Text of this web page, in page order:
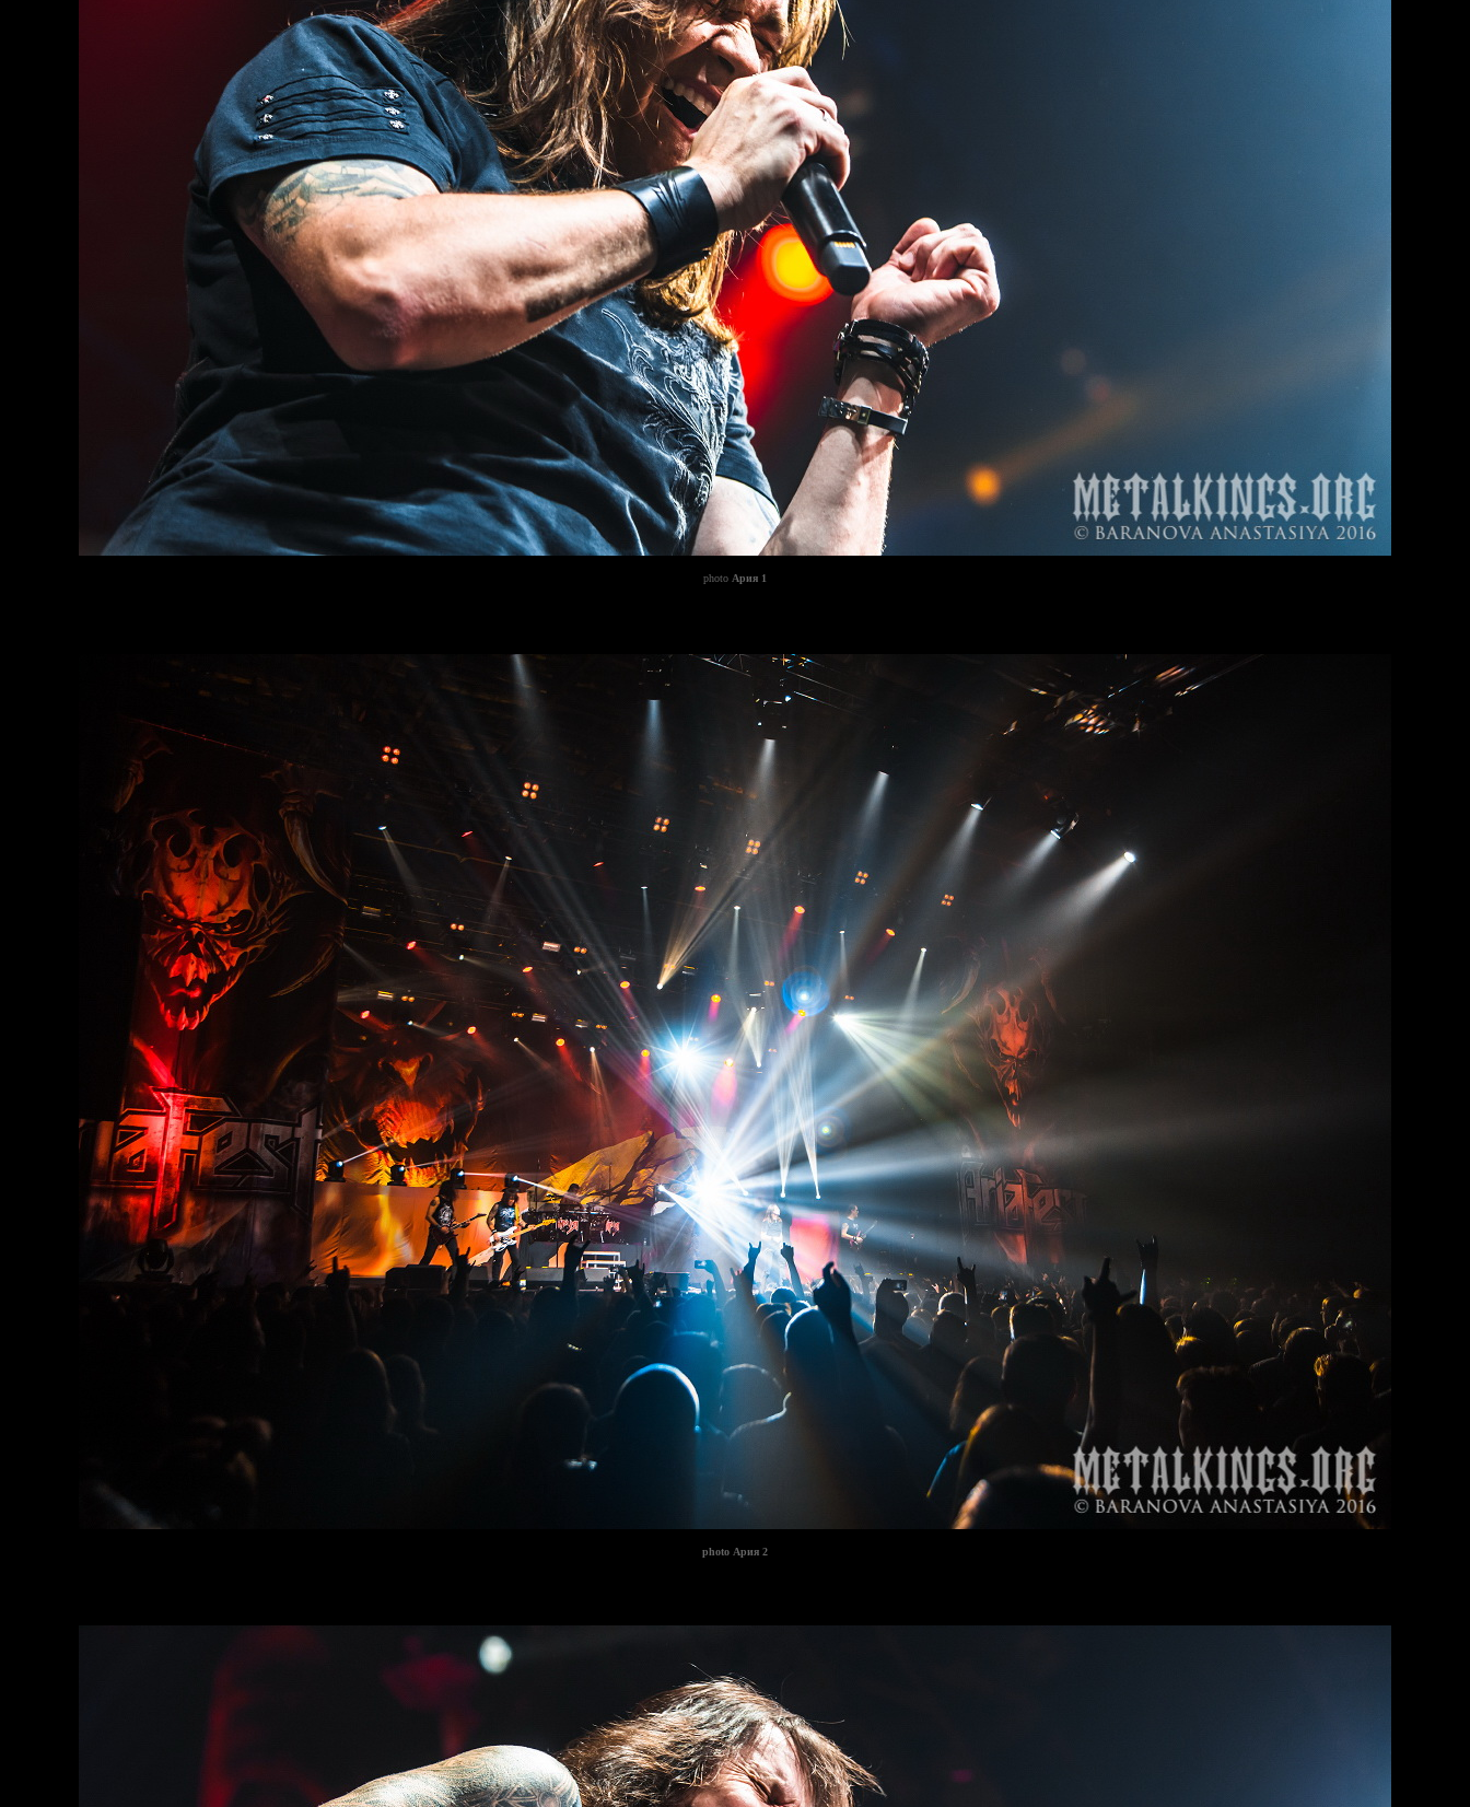
photo Ария 1
photo Ария 2